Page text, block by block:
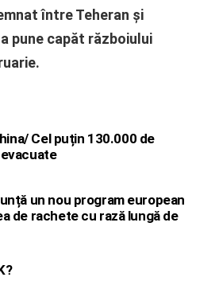
între Teheran și
pune capăt războiului
Cel puțin 130.000 de
un nou program european
de rachete cu rază lungă de